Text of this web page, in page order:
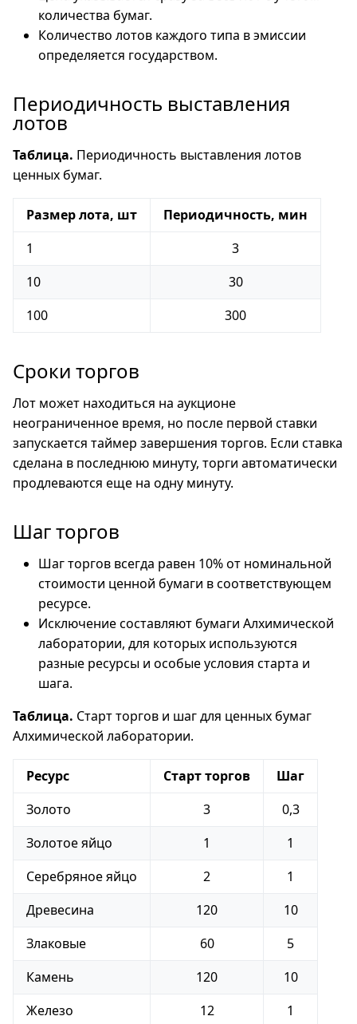
количества бумаг.
Количество лотов каждого типа в эмиссии
определяется государством.
Периодичность выставления
лотов
Таблица. Периодичность выставления лотов
ценных бумаг.
Размер лота, шт
Периодичность, мин
1
3
10
30
100
300
Сроки торгов
Лот может находиться на аукционе
неограниченное время, но после первой ставки
запускается таймер завершения торгов. Если ставка
сделана в последнюю минуту, торги автоматически
продлеваются еще на одну минуту.
Шаг торгов
Шаг торгов всегда равен 10% от номинальной
стоимости ценной бумаги в соответствующем
ресурсе.
Исключение составляют бумаги Алхимической
лаборатории, для которых используются
разные ресурсы и особые условия старта и
шага.
Таблица. Старт торгов и шаг для ценных бумаг
Алхимической лаборатории.
Ресурс Старт торгов
Шаг
Золото
3
0,3
Золотое яйцо
1
1
Серебряное яйцо
2
1
Древесина
120
10
Злаковые
60
5
Камень
120
10
Железо
12
1